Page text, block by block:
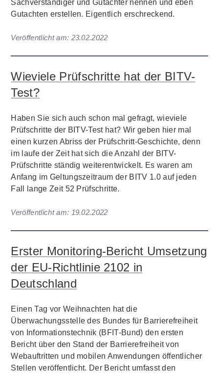
Sachverständiger und Gutachter nennen und eben
Gutachten erstellen. Eigentlich erschreckend.
Veröffentlicht am: 23.02.2022
Wieviele Prüfschritte hat der BITV-
Test?
Haben Sie sich auch schon mal gefragt, wieviele
Prüfschritte der BITV-Test hat? Wir geben hier mal
einen kurzen Abriss der Prüfschritt-Geschichte, denn
im laufe der Zeit hat sich die Anzahl der BITV-
Prüfschritte ständig weiterentwickelt. Es waren am
Anfang im Geltungszeitraum der BITV 1.0 auf jeden
Fall lange Zeit 52 Prüfschritte.
Veröffentlicht am: 19.02.2022
Erster Monitoring-Bericht Umsetzung
der EU-Richtlinie 2102 in
Deutschland
Einen Tag vor Weihnachten hat die
Überwachungsstelle des Bundes für Barrierefreiheit
von Informationstechnik (BFIT-Bund) den ersten
Bericht über den Stand der Barrierefreiheit von
Webauftritten und mobilen Anwendungen öffentlicher
Stellen veröffentlicht. Der Bericht umfasst den